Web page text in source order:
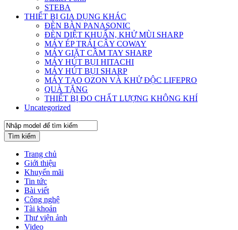
STEBA
THIẾT BỊ GIA DỤNG KHÁC
ĐÈN BÀN PANASONIC
ĐÈN DIỆT KHUẨN, KHỬ MÙI SHARP
MÁY ÉP TRÁI CÂY COWAY
MÁY GIẶT CẦM TAY SHARP
MÁY HÚT BỤI HITACHI
MÁY HÚT BỤI SHARP
MÁY TẠO OZON VÀ KHỬ ĐỘC LIFEPRO
QUÀ TẶNG
THIẾT BỊ ĐO CHẤT LƯỢNG KHÔNG KHÍ
Uncategorized
Tìm kiếm
Trang chủ
Giới thiệu
Khuyến mãi
Tin tức
Bài viết
Công nghệ
Tài khoản
Thư viện ảnh
Video